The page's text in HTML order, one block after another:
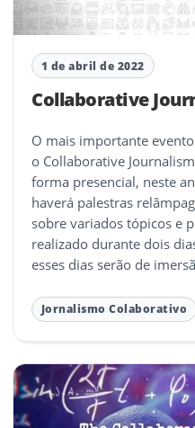
1 de abril de 2022
Collaborative
O mais importante
o Collaborative
forma presencial, neste
haverá palestras
sobre variados tópicos e
realizado durante dois
esses dias serão de
Jornalismo Colaborativo